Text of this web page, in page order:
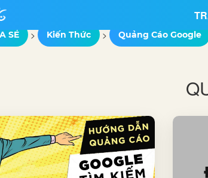
SẺ > Kiến Thức > Quảng Cáo Google